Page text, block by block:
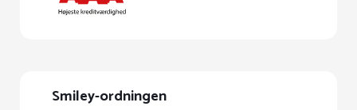
Smiley-ordningen